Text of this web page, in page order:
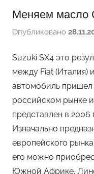
Меняем масло
Опубликовано
Suzuki SX4 это
между Fiat (Италия)
автомобиль пришел
российском рынке
представлен в
Изначально
европейского
его можно
Южной Африке.